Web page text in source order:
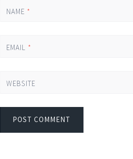
NAME *
EMAIL *
WEBSITE